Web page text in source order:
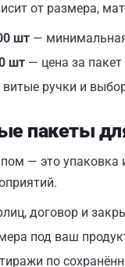
от размера,
шт —
шт — цена за
ручки и
пакеты
— это
договор и
под ваш
по